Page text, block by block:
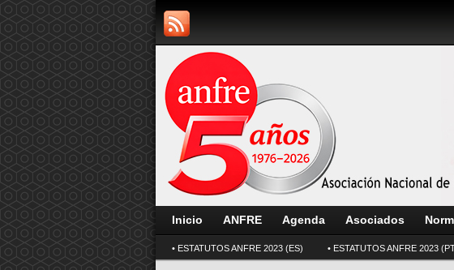
Inicio ANFRE Agenda Asociados
• ESTATUTOS ANFRE 2023 (ES) • ESTATUTOS ANFRE 2023